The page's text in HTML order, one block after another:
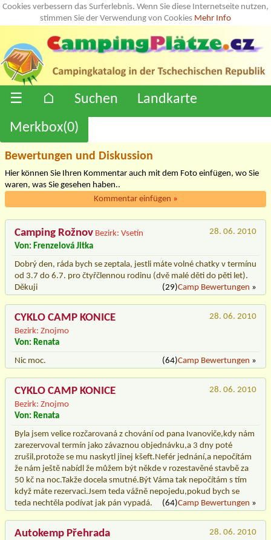
Cookies verbessern das Surferlebnis. Wenn Sie diese Internetseite nutzen,
stimmen Sie der Verwendung von Cookies Mehr Info
☰ ⌂ Suchen
Landkarte
Merkbox(0)
Bewertungen und Diskussion
Hier können Sie Ihren Kommentar auch mit dem Foto einfügen, wo Sie
waren, was Sie gesehen haben..
Kommentar einfügen »
Camping Rožnov Bezirk: Vsetín
28. 06. 2010
Von: Frenzelová Jitka
Dobrý den, ráda bych se zeptala, jestli máte volné chatky v termínu
od 3.7 do 6.7. pro čtyřčlennou rodinu (dvě malé děti do pěti let).
Děkuji
(29)Camp Bewertungen »
CYKLO CAMP KONICE
Bezirk: Znojmo
28. 06. 2010
Von: Renata
Nic moc.
(64)Camp Bewertungen »
CYKLO CAMP KONICE
Bezirk: Znojmo
28. 06. 2010
Von: Renata
Byla jsem velice rozčarovaná z chování od pana Ivanoviče,kdy nám
zarezervoval termín jako závaznou objednávku,a 3 dny poté
zrušil,protože se mu naskytl jinej kšeft.Nefér jednání,a nepočítám
že nám ještě nabídl že můžem být někde v rozestavěné stavbě za
50 kč na noc.Takže docela smutné.Být Váma tak nepočítám s tím
když máte rezervaci.Jsem teda vážně nepojedu,pokud bych se
teda nechtěla podívat jak pán vypadá.
(64)Camp Bewertungen »
Autokemp Přehrada
28. 06. 2010